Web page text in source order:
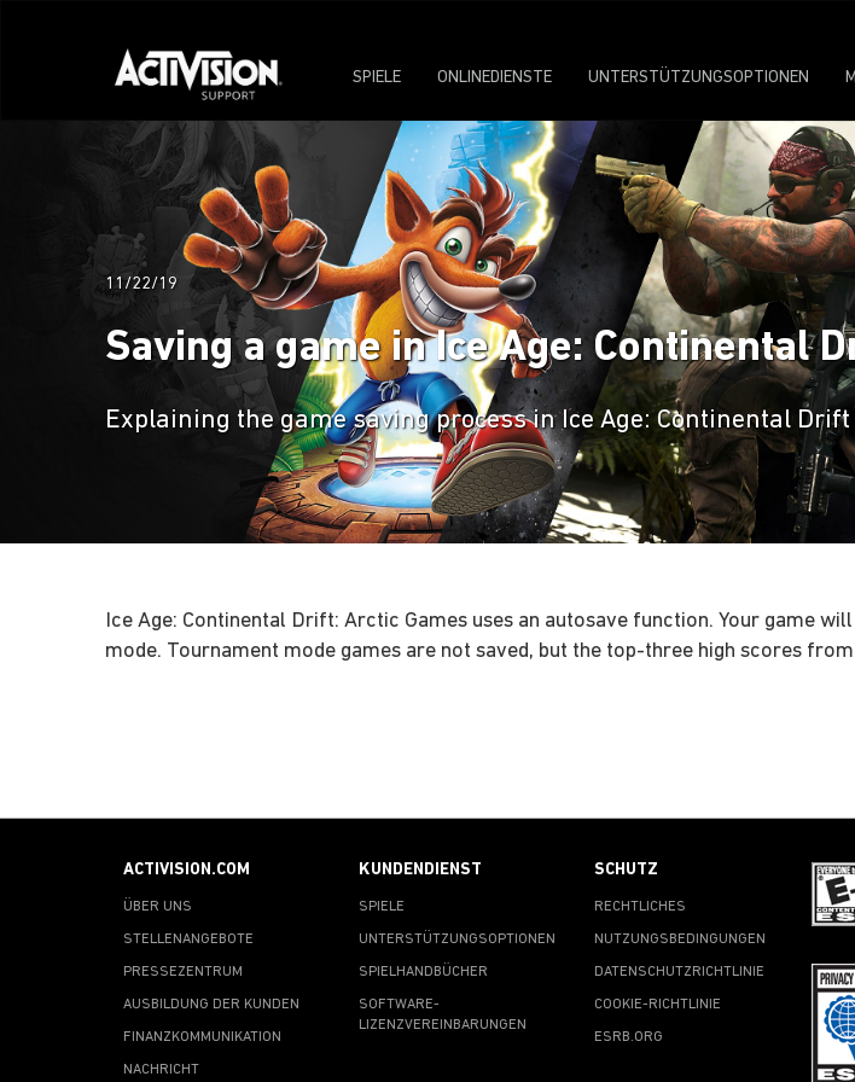
SPIELE ONLINEDIENSTE UNTERSTÜTZUNGSOPTIONEN
11/22/19
Saving a game in Ice Age: Continental
Explaining the game saving process in Ice Age: Continental Drift
Ice Age: Continental Drift: Arctic Games uses an autosave function. Your game
mode. Tournament mode games are not saved, but the top-three high scores
ACTIVISION.COM
ÜBER UNS
STELLENANGEBOTE
PRESSEZENTRUM
AUSBILDUNG DER KUNDEN
FINANZKOMMUNIKATION
NACHRICHT
KUNDENDIENST
SPIELE
UNTERSTÜTZUNGSOPTIONEN
SPIELHANDBÜCHER
SOFTWARE-
LIZENZVEREINBARUNGEN
SCHUTZ
RECHTLICHES
NUTZUNGSBEDINGUNGEN
DATENSCHUTZRICHTLINIE
COOKIE-RICHTLINIE
ESRB.ORG